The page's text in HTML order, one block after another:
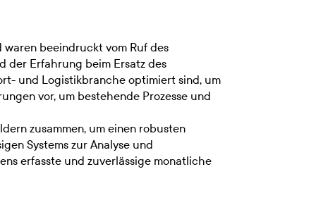
beeindruckt vom Ruf des
der Erfahrung beim Ersatz des
und Logistikbranche optimiert sind, um
vor, um bestehende Prozesse und
zusammen, um einen robusten
Systems zur Analyse und
erfasste und zuverlässige monatliche